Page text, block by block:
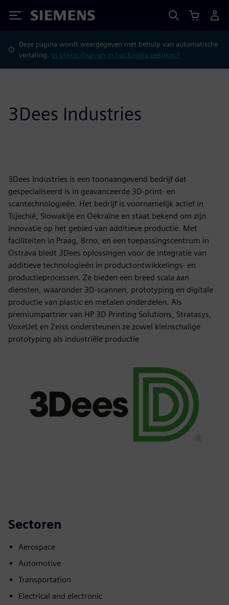
Siemens
Deze pagina wordt weergegeven met behulp van automatische
vertaling. In plaats daarvan in het Engels bekijken?
3Dees Industries
3Dees Industries is een toonaangevend bedrijf dat
gespecialiseerd is in geavanceerde 3D-print- en
scantechnologieën. Het bedrijf is voornamelijk actief in
Tsjechië, Slowakije en Oekraïne en staat bekend om zijn
innovatie op het gebied van additieve productie. Met
faciliteiten in Praag, Brno, en een toepassingscentrum in
Ostrava biedt 3Dees oplossingen voor de integratie van
additieve technologieën in productontwikkelings- en
productieprocessen. Ze bieden een breed scala aan
diensten, waaronder 3D-scannen, prototyping en digitale
productie van plastic en metalen onderdelen. Als
premiumpartner van HP 3D Printing Solutions, Stratasys,
VoxelJet en Zeiss ondersteunen ze zowel kleinschalige
prototyping als industriële productie
Sectoren
Aerospace
Automotive
Transportation
Electrical and electronic